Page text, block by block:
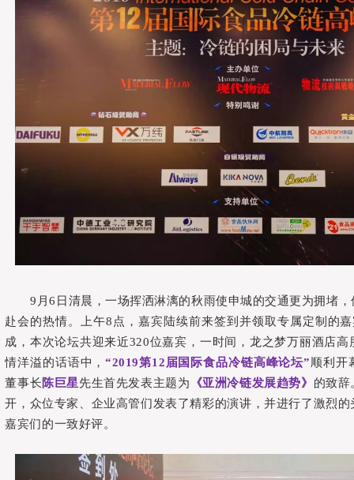
9月6日清晨，一场挥洒淋漓的秋雨使申城的交通更为拥堵
赴会的热情。上午8点，嘉宾陆续前来签到并领取专属定制的
成，本次论坛共迎来近320位嘉宾，一时间，龙之梦万丽酒店
情洋溢的话语中，“2019第12届国际食品冷链高峰论坛”顺利开
董事长陈巨星先生首先发表主题为 《亚洲冷链发展趋势》 的致辞
开，众位专家、企业高管们发表了精彩的演讲，并进行了激烈
嘉宾们的一致好评。